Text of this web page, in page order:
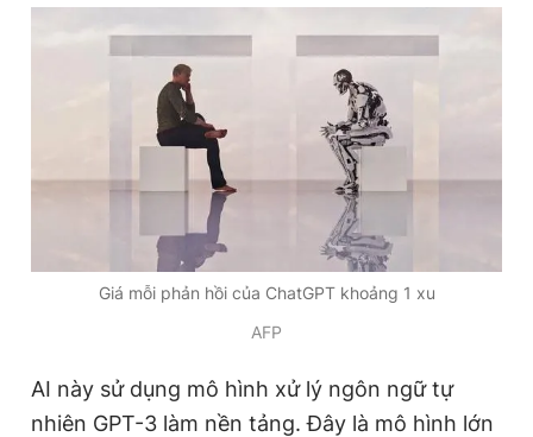
Hotline
0906 645 777
Liên hệ quảng cáo
0908 780 404
Quảng cáo Tòa soạn
Tổng biên tập: Nguyễn Ngọc Toàn
Phó tổng biên tập thường trực: Hải Thành
Phó tổng biên tập: Lâm Hiếu Dũng
Phó tổng biên tập: Trần Việt Hưng
Tổng thư ký tòa soạn: Đức Trung
Giấy phép xuất bản số 110/GP - BTTTT cấp ngày 24.3.2020
© 2003-2026 Bản quyền thuộc về Báo Thanh Niên. Cấm sao
bản. Phát triển bởi ePi Technologies, JSC.
Giá mỗi phản hồi của ChatGPT khoảng 1 xu
AFP
AI này sử dụng mô hình xử lý ngôn ngữ tự
nhiên GPT-3 làm nền tảng. Đây là mô hình lớn